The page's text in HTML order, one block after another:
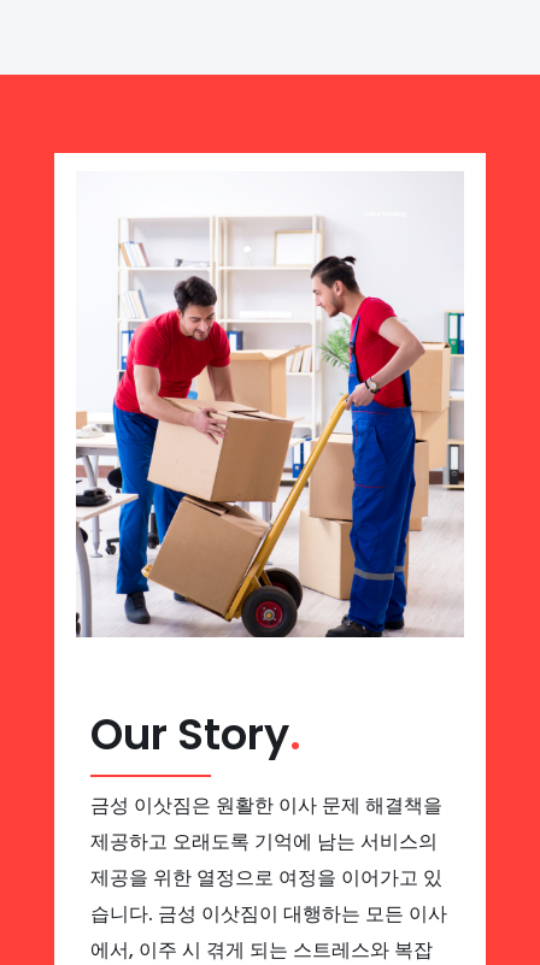
Our Story.
금성 이삿짐은 원활한 이사 문제 해결책을
제공하고 오래도록 기억에 남는 서비스의
제공을 위한 열정으로 여정을 이어가고 있
습니다. 금성 이삿짐이 대행하는 모든 이사
에서, 이주 시 겪게 되는 스트레스와 복잡